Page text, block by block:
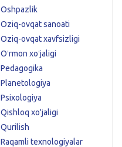
Oshpazlik
Oziq-ovqat sanoati
Oziq-ovqat xavfsizligi
Oʻrmon xoʻjaligi
Pedagogika
Planetologiya
Psixologiya
Qishloq xo'jaligi
Qurilish
Raqamli texnologiyalar